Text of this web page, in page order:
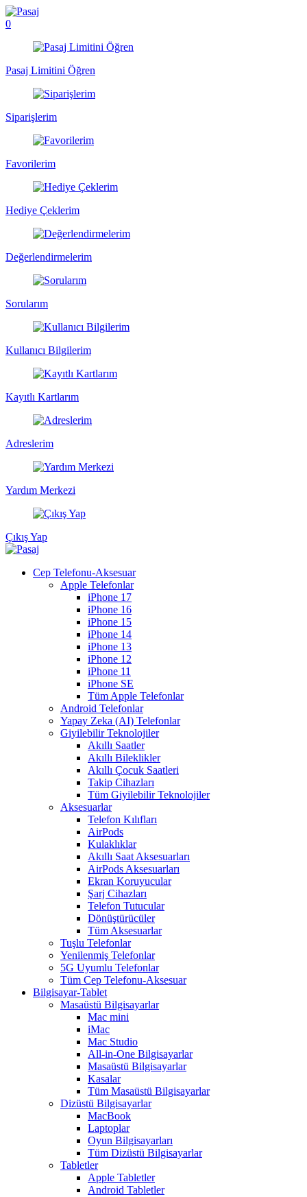
0
Pasaj Limitini Öğren
Siparişlerim
Favorilerim
Hediye Çeklerim
Değerlendirmelerim
Sorularım
Kullanıcı Bilgilerim
Kayıtlı Kartlarım
Adreslerim
Yardım Merkezi
Çıkış Yap
Cep Telefonu-Aksesuar
Apple Telefonlar
iPhone 17
iPhone 16
iPhone 15
iPhone 14
iPhone 13
iPhone 12
iPhone 11
iPhone SE
Tüm Apple Telefonlar
Android Telefonlar
Yapay Zeka (AI) Telefonlar
Giyilebilir Teknolojiler
Akıllı Saatler
Akıllı Bileklikler
Akıllı Çocuk Saatleri
Takip Cihazları
Tüm Giyilebilir Teknolojiler
Aksesuarlar
Telefon Kılıfları
AirPods
Kulaklıklar
Akıllı Saat Aksesuarları
AirPods Aksesuarları
Ekran Koruyucular
Şarj Cihazları
Telefon Tutucular
Dönüştürücüler
Tüm Aksesuarlar
Tuşlu Telefonlar
Yenilenmiş Telefonlar
5G Uyumlu Telefonlar
Tüm Cep Telefonu-Aksesuar
Bilgisayar-Tablet
Masaüstü Bilgisayarlar
Mac mini
iMac
Mac Studio
All-in-One Bilgisayarlar
Masaüstü Bilgisayarlar
Kasalar
Tüm Masaüstü Bilgisayarlar
Dizüstü Bilgisayarlar
MacBook
Laptoplar
Oyun Bilgisayarları
Tüm Dizüstü Bilgisayarlar
Tabletler
Apple Tabletler
Android Tabletler